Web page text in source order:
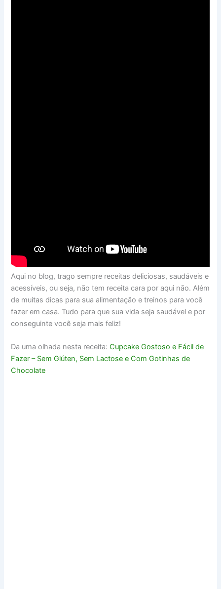
Aqui no blog, trago sempre receitas deliciosas, saudáveis e
acessíveis, ou seja, não tem receita cara por aqui não. Além
de muitas dicas para sua alimentação e treinos para você
fazer em casa. Tudo para que sua vida seja saudável e por
conseguinte você seja mais feliz!
Da uma olhada nesta receita: Cupcake Gostoso e Fácil de
Fazer – Sem Glúten, Sem Lactose e Com Gotinhas de
Chocolate